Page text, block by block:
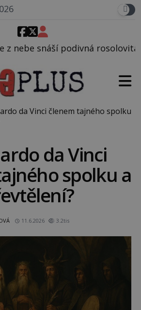
rosolovitá látka neznámého
da Vinci členem tajného spolku
da Vinci
spolku a
11.6.2026 3.2tis